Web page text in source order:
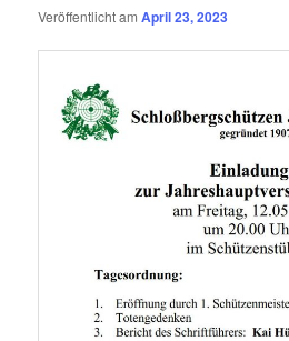
Veröffentlicht amApril 23, 2023